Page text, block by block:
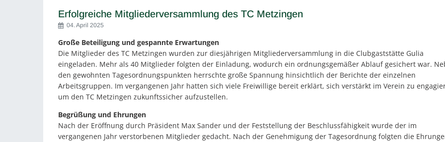
Erfolgreiche Mitgliederversammlung des TC Metzingen
04. April 2025
Große Beteiligung und gespannte Erwartungen
Die Mitglieder des TC Metzingen wurden zur diesjährigen Mitgliederversammlung in die Clubgaststätte Gulia
eingeladen. Mehr als 40 Mitglieder folgten der Einladung, wodurch ein ordnungsgemäßer Ablauf gesichert war.
den gewohnten Tagesordnungspunkten herrschte große Spannung hinsichtlich der Berichte der einzelnen
Arbeitsgruppen. Im vergangenen Jahr hatten sich viele Freiwillige bereit erklärt, sich verstärkt im Verein zu
um den TC Metzingen zukunftssicher aufzustellen.
Begrüßung und Ehrungen
Nach der Eröffnung durch Präsident Max Sander und der Feststellung der Beschlussfähigkeit wurde der im
vergangenen Jahr verstorbenen Mitglieder gedacht. Nach der Genehmigung der Tagesordnung folgten die